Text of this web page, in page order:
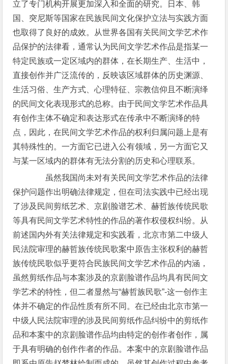
立了专门机构开展更加深入和全面的研究。日本、韩
国、突尼斯等国家在民族民间文化保护立法与实践方面
也取得了良好的成效。从世界各国有关民间文学艺术作
品保护的法律看，通常认为民间文学艺术作品是指某一
特定民族或一定区域内的群体，在长期生产、生活中，
直接创作并广泛流传的，反映该区域群体的历史渊源、
生活习俗、生产方式、心理特征、宗教信仰且不断演绎
的民间文化表现形式的总称。由于民间文学艺术作品具
有创作主体不确定和表达形式在传承中不断演绎的特
点，因此，在民间文学艺术作品的权利归属问题上是有
其特殊性的。一方面它已进入公有领域，另一方面它又
与某一区域内的群体有无法分割的历史和心理联系。
虽然我国尚未对有关民间文学艺术作品的法律
保护问题作出明确法律规定，但在司法实践中已经出现
了涉及民间剪纸艺术、京剧脸谱艺术、赫哲族传统民歌
等具有民间文学艺术特性的作品的著作权侵权纠纷。从
前述国内外有关法律规定和实践看，北京市第二中级人
民法院审理的赫哲族传统民歌案中原告主张权利的赫哲
族传统民歌似乎更符合民族民间文学艺术作品的内涵，
虽然剪纸作品与本案涉及的京剧脸谱作品均具有民间文
学艺术的特性，但二者显然与“赫哲族民歌”-这一创作主
体并不确定的作品性质有所不同。在已经由北京市第一
中级人民法院审理的涉及民间剪纸作品纠纷中的剪纸作
品和本案中的京剧脸谱作品均由特定的创作者创作，属
于具有明确的创作作者的作品。本案中的京剧脸谱作品